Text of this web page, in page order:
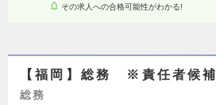
その求人への合格可能性がわかる!
【福岡】総務 ※責任者候補
総務